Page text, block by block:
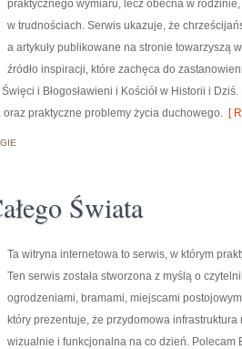
praktycznego wymiaru, lecz obecna w
w trudnościach. Serwis ukazuje, że
a artykuły publikowane na stronie towarzyszą
źródło inspiracji, które zachęca do
i Błogosławieni i Kościół w Historii i
praktyczne problemy życia duchowego. [
Świata
Ta witryna internetowa to serwis, w którym
Ten serwis została stworzona z myślą o
ogrodzeniami, bramami, miejscami
który prezentuje, że przydomowa
wizualnie i funkcjonalna na co dzień. Polecam